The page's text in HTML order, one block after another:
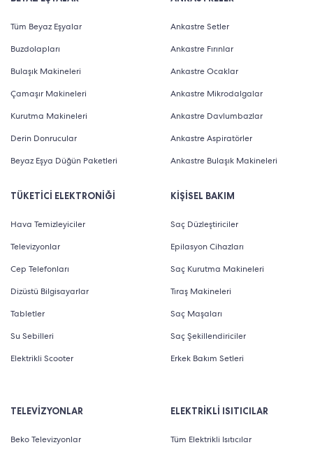
Tüm Beyaz Eşyalar
Buzdolapları
Bulaşık Makineleri
Çamaşır Makineleri
Kurutma Makineleri
Derin Donrucular
Beyaz Eşya Düğün Paketleri
TÜKETİCİ ELEKTRONİĞİ
Hava Temizleyiciler
Televizyonlar
Cep Telefonları
Dizüstü Bilgisayarlar
Tabletler
Su Sebilleri
Elektrikli Scooter
Ankastre Setler
Ankastre Fırınlar
Ankastre Ocaklar
Ankastre Mikrodalgalar
Ankastre Davlumbazlar
Ankastre Aspiratörler
Ankastre Bulaşık Makineleri
KİŞİSEL BAKIM
Saç Düzleştiriciler
Epilasyon Cihazları
Saç Kurutma Makineleri
Tıraş Makineleri
Saç Maşaları
Saç Şekillendiriciler
Erkek Bakım Setleri
TELEVİZYONLAR
Beko Televizyonlar
ELEKTRİKLİ ISITICILAR
Tüm Elektrikli Isıtıcılar